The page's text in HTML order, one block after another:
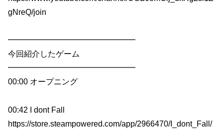
gNreQ/join
━━━━━━━━━━━━━━━━
今回紹介したゲーム
━━━━━━━━━━━━━━━━
00:00 オープニング
00:42 I dont Fall
https://store.steampowered.com/app/2966470/I_dont_Fall/